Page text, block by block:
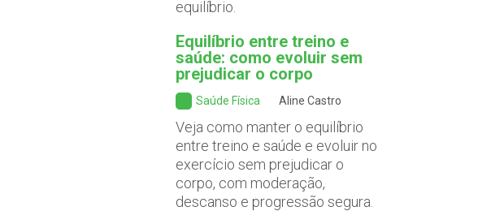
equilíbrio.
Equilíbrio entre treino e
saúde: como evoluir sem
prejudicar o corpo
Saúde Física Aline Castro
Veja como manter o equilíbrio
entre treino e saúde e evoluir no
exercício sem prejudicar o
corpo, com moderação,
descanso e progressão segura.